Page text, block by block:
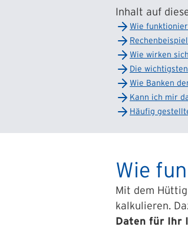
Inhalt auf
Wie
Wie wirken
Die
Wie Banken
Kann ich mir
Häufig
Wie
Mit dem
kalkulieren.
Daten für Ihr